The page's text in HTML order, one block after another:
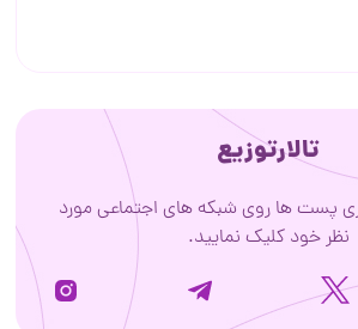
تالارتوزیع
پست ها روی شبکه های اجتماعی مورد
نظر خود کلیک نمایید.